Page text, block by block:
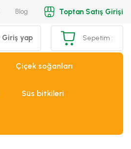
Blog Toptan Satış Girişi
Giriş yap Sepetim :
Çiçek soğanları
Süs bitkileri